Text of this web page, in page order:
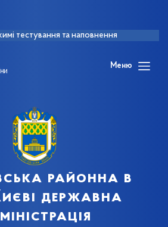
тестування та наповнення
Меню
районна в
державна